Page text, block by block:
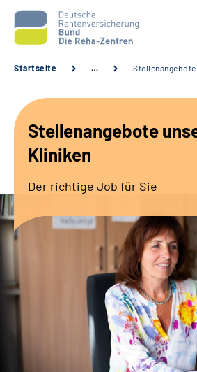
Unsere Kliniken
Sozialdienste & Zuweisende
Erweiterte Suche
Gebärdensprache
Leichte Sprache
Startseite … Stellenangebote
Stellenangebote
Kliniken
Der richtige Job für Sie